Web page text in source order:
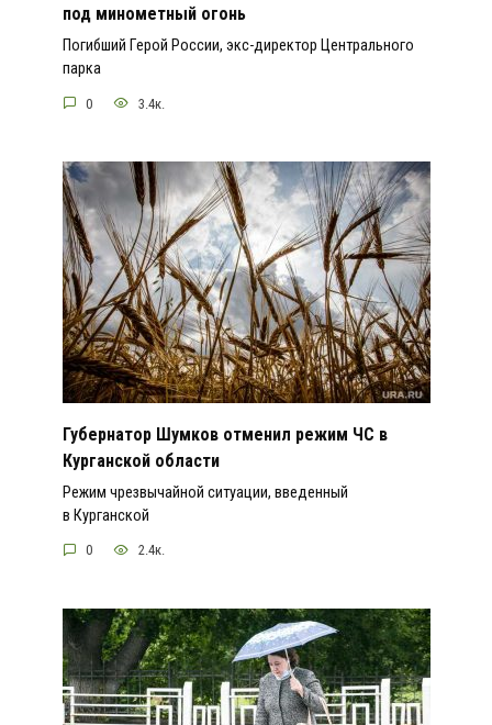
под минометный огонь
Погибший Герой России, экс-директор Центрального
парка
0 3.4к.
Губернатор Шумков отменил режим ЧС в
Курганской области
Режим чрезвычайной ситуации, введенный
в Курганской
0 2.4к.